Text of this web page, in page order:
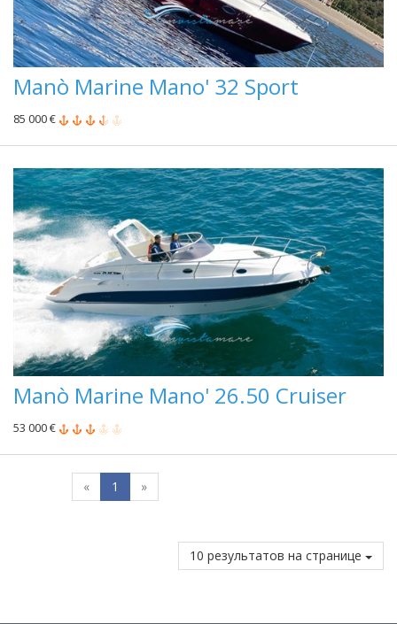
Manò Marine Mano' 32 Sport
85 000 €
Manò Marine Mano' 26.50 Cruiser
53 000 €
« 1 »
10 результатов на странице